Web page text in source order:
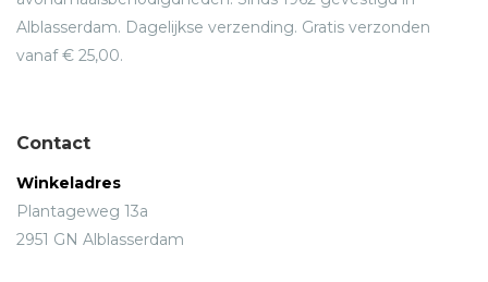
Alblasserdam. Dagelijkse verzending. Gratis verzonden
vanaf € 25,00.
Contact
Winkeladres
Plantageweg 13a
2951 GN Alblasserdam